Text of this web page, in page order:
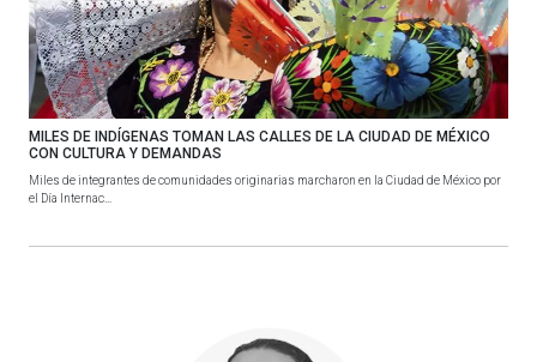
MILES DE INDÍGENAS TOMAN LAS CALLES DE LA CIUDAD DE MÉXICO
CON CULTURA Y DEMANDAS
Miles de integrantes de comunidades originarias marcharon en la Ciudad de México por
el Día Internac...